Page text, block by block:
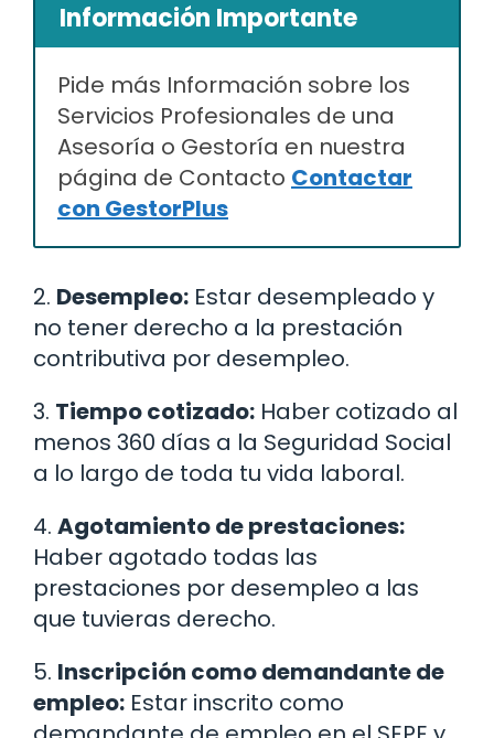
Información Importante
Pide más Información sobre los
Servicios Profesionales de una
Asesoría o Gestoría en nuestra
página de Contacto Contactar
con GestorPlus
2. Desempleo: Estar desempleado y
no tener derecho a la prestación
contributiva por desempleo.
3. Tiempo cotizado: Haber cotizado al
menos 360 días a la Seguridad Social
a lo largo de toda tu vida laboral.
4. Agotamiento de prestaciones:
Haber agotado todas las
prestaciones por desempleo a las
que tuvieras derecho.
5. Inscripción como demandante de
empleo: Estar inscrito como